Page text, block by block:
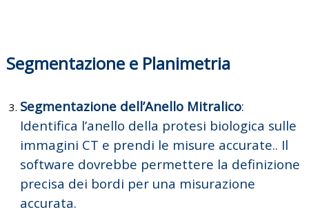
Segmentazione e Planimetria
Segmentazione dell’Anello Mitralico:
Identifica l’anello della protesi biologica sulle
immagini CT e prendi le misure accurate.. Il
software dovrebbe permettere la definizione
precisa dei bordi per una misurazione
accurata.